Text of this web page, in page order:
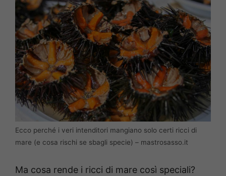
Ecco perché i veri intenditori mangiano solo certi ricci di
mare (e cosa rischi se sbagli specie) – mastrosasso.it
Ma cosa rende i ricci di mare così speciali?